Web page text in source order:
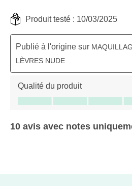
Produit testé : 10/03/2025
Publié à l'origine sur
LÈVRES NUDE
Qualité du produit
Qualité du produit, 5.0 sur 5
10 avis avec notes